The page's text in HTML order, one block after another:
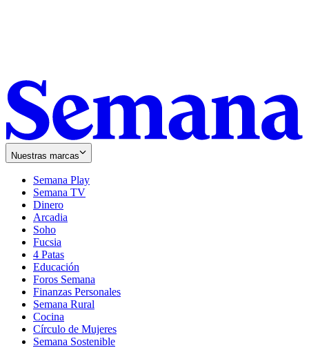
Nuestras marcas
Semana Play
Semana TV
Dinero
Arcadia
Soho
in
new
window
Fucsia
in
new
window
4 Patas
Educación
Foros Semana
Finanzas Personales
Semana Rural
Cocina
Círculo de Mujeres
Semana Sostenible